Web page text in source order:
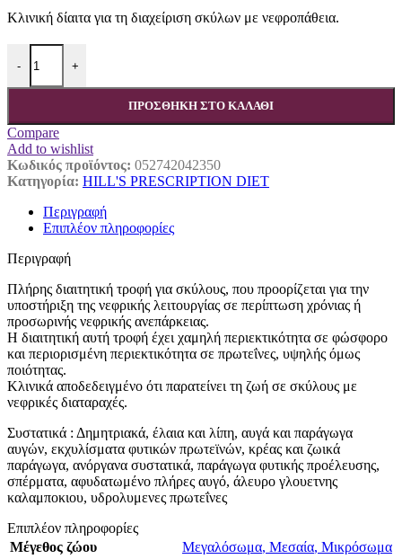
Κλινική δίαιτα για τη διαχείριση σκύλων με νεφροπάθεια.
-
Prescription Diet™ k/d™ Canine 1,5kg ποσότητα
+
ΠΡΟΣΘΉΚΗ ΣΤΟ ΚΑΛΆΘΙ
Compare
Add to wishlist
Κωδικός προϊόντος: 052742042350
Κατηγορία: HILL'S PRESCRIPTION DIET
Περιγραφή
Επιπλέον πληροφορίες
Περιγραφή
Πλήρης διαιτητική τροφή για σκύλους, που προορίζεται για την
υποστήριξη της νεφρικής λειτουργίας σε περίπτωση χρόνιας ή
προσωρινής νεφρικής ανεπάρκειας.
Η διαιτητική αυτή τροφή έχει χαμηλή περιεκτικότητα σε φώσφορο
και περιορισμένη περιεκτικότητα σε πρωτεΐνες, υψηλής όμως
ποιότητας.
Κλινικά αποδεδειγμένο ότι παρατείνει τη ζωή σε σκύλους με
νεφρικές διαταραχές.
Συστατικά : Δημητριακά, έλαια και λίπη, αυγά και παράγωγα
αυγών, εκχυλίσματα φυτικών πρωτεϊνών, κρέας και ζωικά
παράγωγα, ανόργανα συστατικά, παράγωγα φυτικής προέλευσης,
σπέρματα, αφυδατωμένο πλήρες αυγό, άλευρο γλουετνης
καλαμποκιου, υδρολυμενες πρωτεΐνες
Επιπλέον πληροφορίες
Μέγεθος ζώου
Μεγαλόσωμα, Μεσαία, Μικρόσωμα